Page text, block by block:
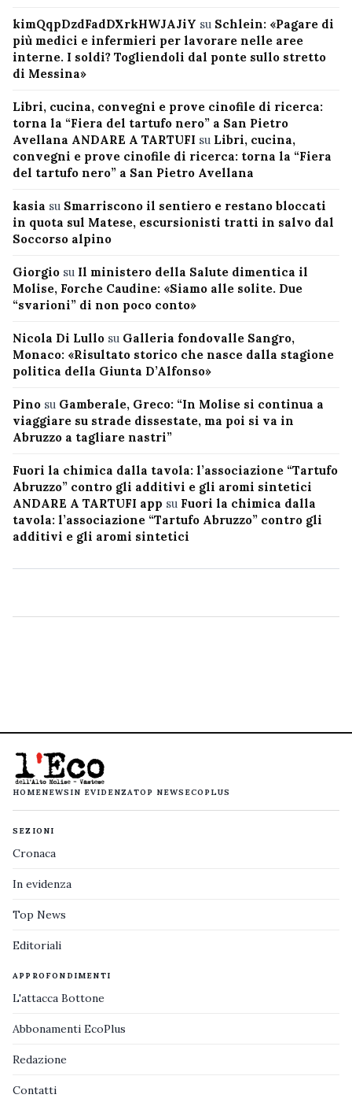
kimQqpDzdFadDXrkHWJAJiY su Schlein: «Pagare di
più medici e infermieri per lavorare nelle aree
interne. I soldi? Togliendoli dal ponte sullo stretto
di Messina»
Libri, cucina, convegni e prove cinofile di ricerca:
torna la “Fiera del tartufo nero” a San Pietro
Avellana ANDARE A TARTUFI su Libri, cucina,
convegni e prove cinofile di ricerca: torna la “Fiera
del tartufo nero” a San Pietro Avellana
kasia su Smarriscono il sentiero e restano bloccati
in quota sul Matese, escursionisti tratti in salvo dal
Soccorso alpino
Giorgio su Il ministero della Salute dimentica il
Molise, Forche Caudine: «Siamo alle solite. Due
“svarioni” di non poco conto»
Nicola Di Lullo su Galleria fondovalle Sangro,
Monaco: «Risultato storico che nasce dalla stagione
politica della Giunta D’Alfonso»
Pino su Gamberale, Greco: “In Molise si continua a
viaggiare su strade dissestate, ma poi si va in
Abruzzo a tagliare nastri”
Fuori la chimica dalla tavola: l’associazione “Tartufo
Abruzzo” contro gli additivi e gli aromi sintetici
ANDARE A TARTUFI app su Fuori la chimica dalla
tavola: l’associazione “Tartufo Abruzzo” contro gli
additivi e gli aromi sintetici
HOMENEWS IN EVIDENZATOP NEWS ECOPLUS
SEZIONI
Cronaca
In evidenza
Top News
Editoriali
APPROFONDIMENTI
L'attacca Bottone
Abbonamenti EcoPlus
Redazione
Contatti